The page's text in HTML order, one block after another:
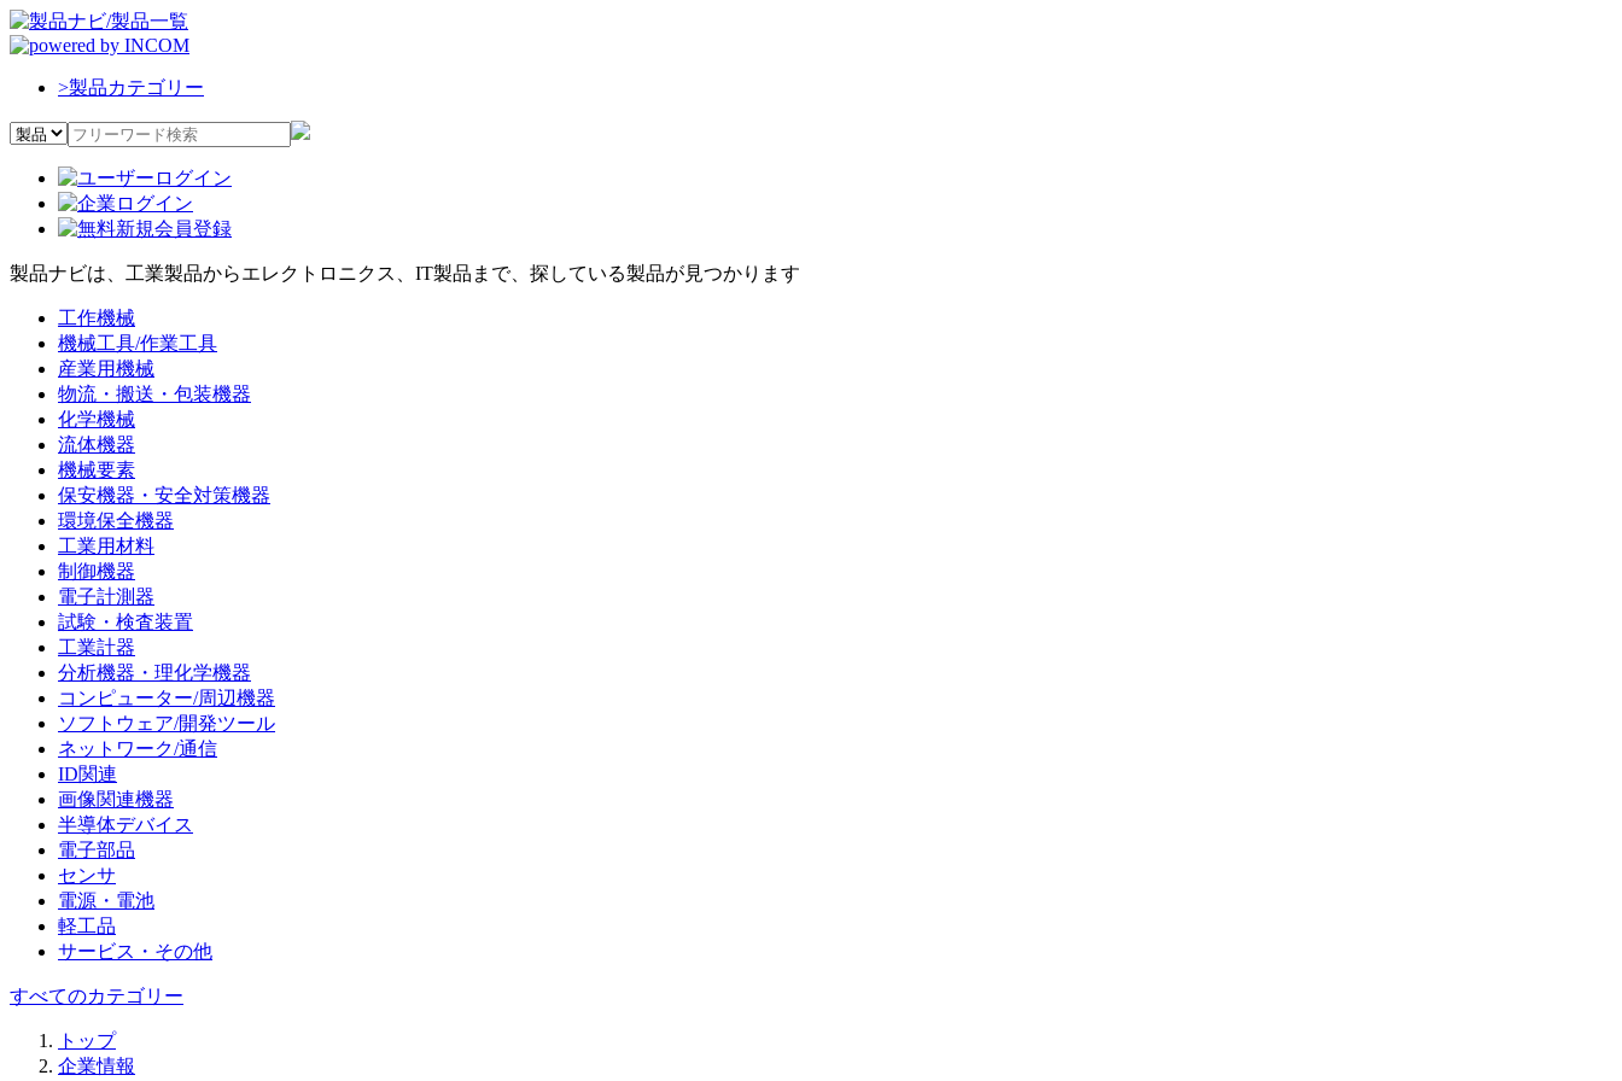
>製品カテゴリー
製品ナビは、工業製品からエレクトロニクス、IT製品まで、探している製品が見つかります
工作機械
機械工具/作業工具
産業用機械
物流・搬送・包装機器
化学機械
流体機器
機械要素
保安機器・安全対策機器
環境保全機器
工業用材料
制御機器
電子計測器
試験・検査装置
工業計器
分析機器・理化学機器
コンピューター/周辺機器
ソフトウェア/開発ツール
ネットワーク/通信
ID関連
画像関連機器
半導体デバイス
電子部品
センサ
電源・電池
軽工品
サービス・その他
すべてのカテゴリー
トップ
企業情報